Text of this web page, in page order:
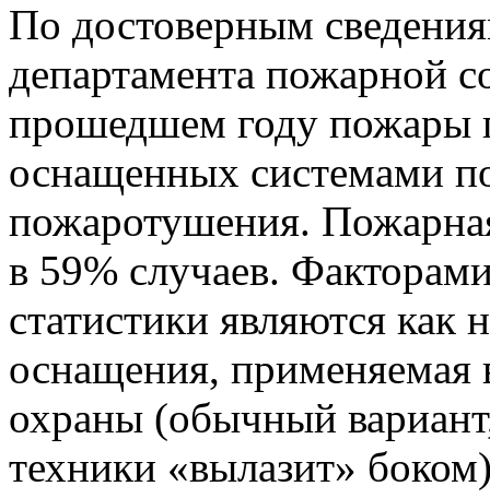
По достоверным
департамента пожарной
прошедшем году пожары
оснащенных системами
пожаротушения.
в 59% случаев.
статистики являются как
оснащения, применяемая
охраны (обычный
техники «вылазит»